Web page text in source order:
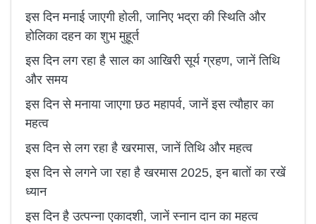
इस दिन मनाई जाएगी होली, जानिए भद्रा की स्थिति और
होलिका दहन का शुभ मुहूर्त
इस दिन लग रहा है साल का आखिरी सूर्य ग्रहण, जानें तिथि
और समय
इस दिन से मनाया जाएगा छठ महापर्व, जानें इस त्यौहार का
महत्व
इस दिन से लग रहा है खरमास, जानें तिथि और महत्व
इस दिन से लगने जा रहा है खरमास 2025, इन बातों का रखें
ध्यान
इस दिन है उत्पन्ना एकादशी, जानें स्नान दान का महत्व